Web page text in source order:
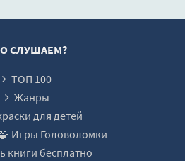
СЛУШАЕМ?
ТОП 100
Жанры
для детей
Игры Головоломки
книги бесплатно